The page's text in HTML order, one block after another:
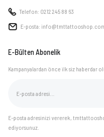
Telefon: 0212 245 88 63
E-posta:
E-Bülten Abonelik
Kampanyalardan önce ilk siz haberdar
E-posta adresinizi vererek,
ediyorsunuz.